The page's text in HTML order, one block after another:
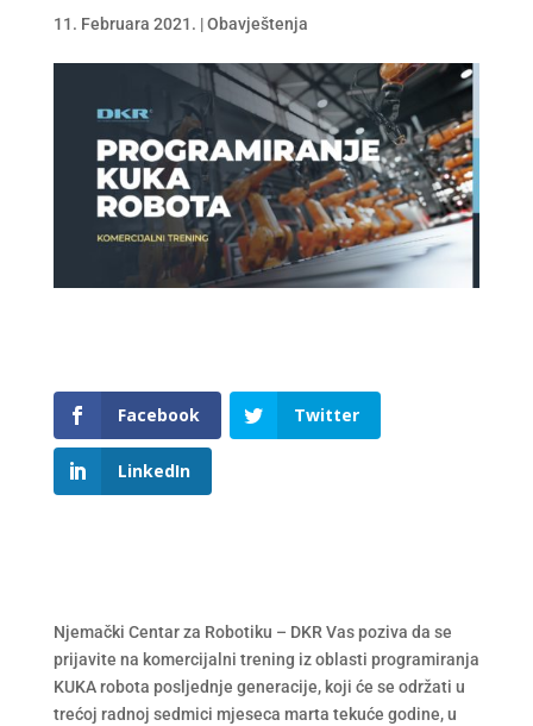
11. Februara 2021. |Obavještenja
Facebook Twitter
LinkedIn
Njemački Centar za Robotiku – DKR Vas poziva da se
prijavite na komercijalni trening iz oblasti programiranja
KUKA robota posljednje generacije, koji će se održati u
trećoj radnoj sedmici mjeseca marta tekuće godine, u